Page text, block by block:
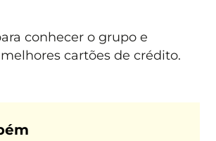
conhecer o grupo e
cartões de crédito.